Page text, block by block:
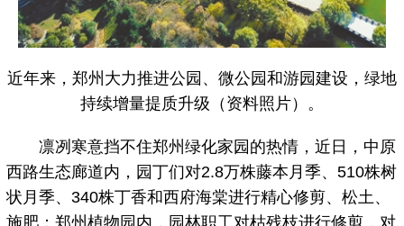
近年来，郑州大力推进公园、微公园和游园建设，绿地
持续增量提质升级（资料照片）。
凛冽寒意挡不住郑州绿化家园的热情，近日，中原
西路生态廊道内，园丁们对2.8万株藤本月季、510株树
状月季、340株丁香和西府海棠进行精心修剪、松土、
施肥；郑州植物园内，园林职工对枯残枝进行修剪，对